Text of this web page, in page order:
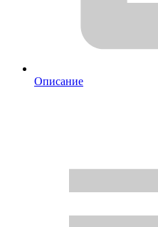
Описание